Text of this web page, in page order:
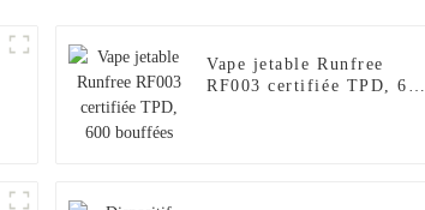
Vape jetable Runfree
RF003 certifiée TPD, 600